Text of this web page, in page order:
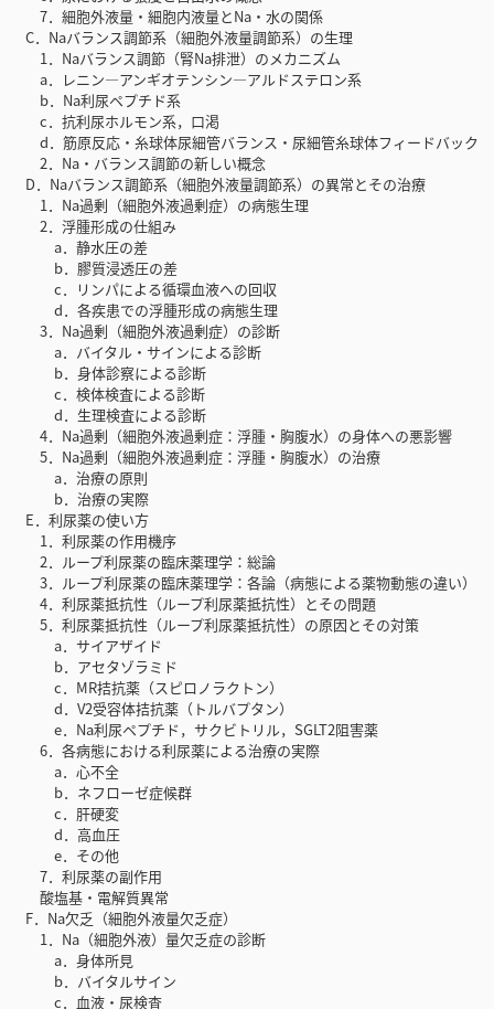
7．細胞外液量・細胞内液量とNa・水の関係
C．Naバランス調節系（細胞外液量調節系）の生理
1．Naバランス調節（腎Na排泄）のメカニズム
a．レニン—アンギオテンシン—アルドステロン系
b．Na利尿ペプチド系
c．抗利尿ホルモン系，口渇
d．筋原反応・糸球体尿細管バランス・尿細管糸球体フィードバック
2．Na・バランス調節の新しい概念
D．Naバランス調節系（細胞外液量調節系）の異常とその治療
1．Na過剰（細胞外液過剰症）の病態生理
2．浮腫形成の仕組み
a．静水圧の差
b．膠質浸透圧の差
c．リンパによる循環血液への回収
d．各疾患での浮腫形成の病態生理
3．Na過剰（細胞外液過剰症）の診断
a．バイタル・サインによる診断
b．身体診察による診断
c．検体検査による診断
d．生理検査による診断
4．Na過剰（細胞外液過剰症：浮腫・胸腹水）の身体への悪影響
5．Na過剰（細胞外液過剰症：浮腫・胸腹水）の治療
a．治療の原則
b．治療の実際
E．利尿薬の使い方
1．利尿薬の作用機序
2．ループ利尿薬の臨床薬理学：総論
3．ループ利尿薬の臨床薬理学：各論（病態による薬物動態の違い）
4．利尿薬抵抗性（ループ利尿薬抵抗性）とその問題
5．利尿薬抵抗性（ループ利尿薬抵抗性）の原因とその対策
a．サイアザイド
b．アセタゾラミド
c．MR拮抗薬（スピロノラクトン）
d．V2受容体拮抗薬（トルバプタン）
e．Na利尿ペプチド，サクビトリル，SGLT2阻害薬
6．各病態における利尿薬による治療の実際
a．心不全
b．ネフローゼ症候群
c．肝硬変
d．高血圧
e．その他
7．利尿薬の副作用
酸塩基・電解質異常
F．Na欠乏（細胞外液量欠乏症）
1．Na（細胞外液）量欠乏症の診断
a．身体所見
b．バイタルサイン
c．血液・尿検査